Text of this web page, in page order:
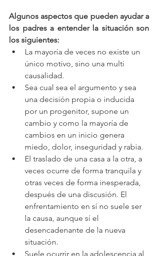
Algunos aspectos que pueden ayudar a
los padres a entender la situación son
los siguientes:
La mayoría de veces no existe un
único motivo, sino una multi
causalidad.
Sea cual sea el argumento y sea
una decisión propia o inducida
por un progenitor, supone un
cambio y como la mayoría de
cambios en un inicio genera
miedo, dolor, inseguridad y rabia.
El traslado de una casa a la otra, a
veces ocurre de forma tranquila y
otras veces de forma inesperada,
después de una discusión. El
enfrentamiento en sí no suele ser
la causa, aunque sí el
desencadenante de la nueva
situación.
Suele ocurrir en la adolescencia al